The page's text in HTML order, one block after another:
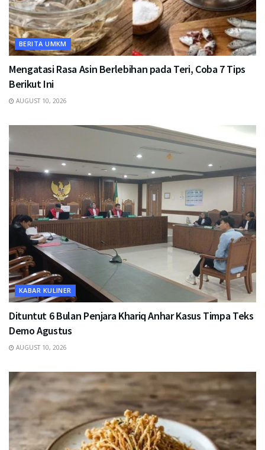
BERITA UMKM
Mengatasi Rasa Asin Berlebihan pada Teri, Coba 7 Tips
Berikut Ini
AUGUST 10, 2026
KABAR KULINER
Dituntut 6 Bulan Penjara Khariq Anhar Kasus Timpa Teks
Demo Agustus
AUGUST 10, 2026